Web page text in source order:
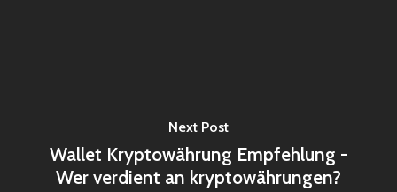
Next Post
Wallet Kryptowährung Empfehlung -
Wer verdient an kryptowährungen?